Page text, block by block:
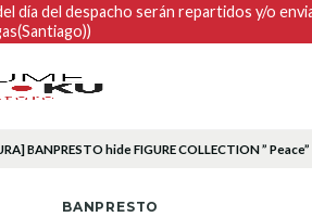
del despacho serán repartidos y/o
BANPRESTO hide FIGURE COLLECTION ” Peace”
BANPRESTO